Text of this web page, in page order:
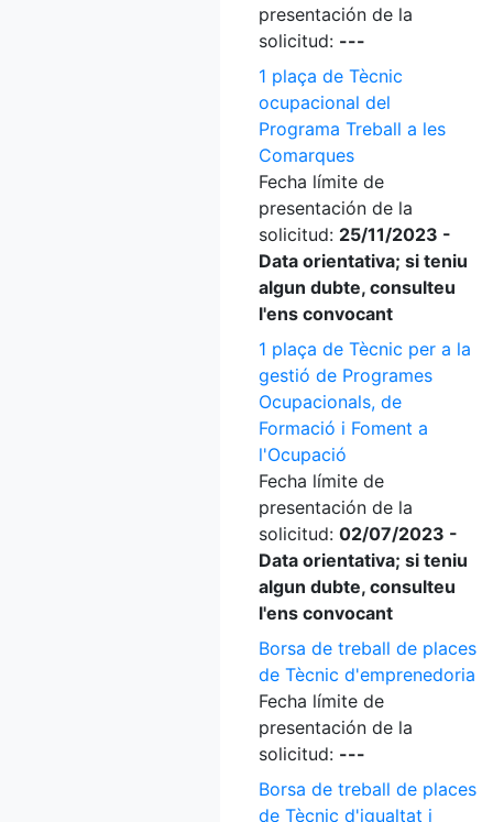
presentación de la
solicitud: ---
1 plaça de Tècnic
ocupacional del
Programa Treball a les
Comarques
Fecha límite de
presentación de la
solicitud: 25/11/2023 -
Data orientativa; si teniu
algun dubte, consulteu
l'ens convocant
1 plaça de Tècnic per a la
gestió de Programes
Ocupacionals, de
Formació i Foment a
l'Ocupació
Fecha límite de
presentación de la
solicitud: 02/07/2023 -
Data orientativa; si teniu
algun dubte, consulteu
l'ens convocant
Borsa de treball de places
de Tècnic d'emprenedoria
Fecha límite de
presentación de la
solicitud: ---
Borsa de treball de places
de Tècnic d'igualtat i